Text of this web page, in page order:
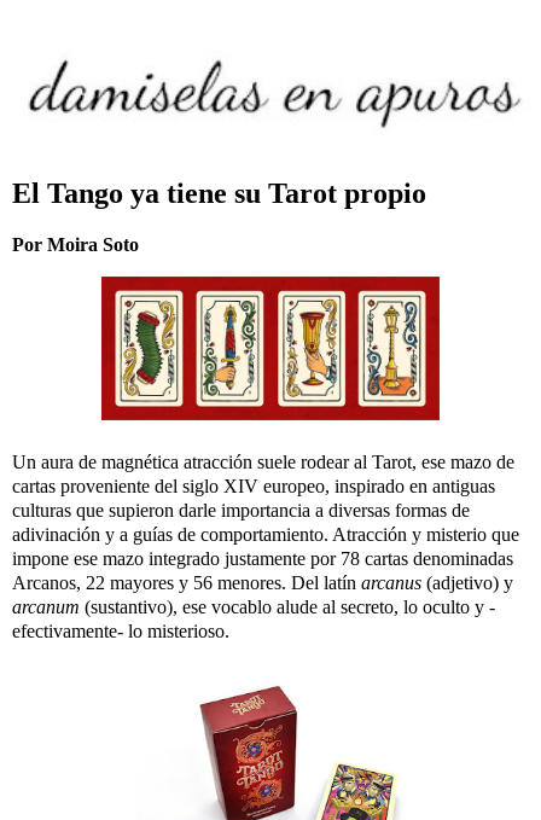
El Tango ya tiene su Tarot propio
Por Moira Soto
Un aura de magnética atracción suele rodear al Tarot, ese mazo de
cartas proveniente del siglo XIV europeo, inspirado en antiguas
culturas que supieron darle importancia a diversas formas de
adivinación y a guías de comportamiento. Atracción y misterio que
impone ese mazo integrado justamente por 78 cartas denominadas
Arcanos, 22 mayores y 56 menores. Del latín arcanus (adjetivo) y
arcanum (sustantivo), ese vocablo alude al secreto, lo oculto y -
efectivamente- lo misterioso.